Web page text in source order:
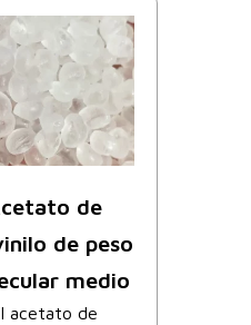
de
de peso
medio
acetato de